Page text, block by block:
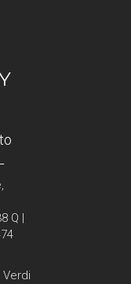
Q |
Verdi